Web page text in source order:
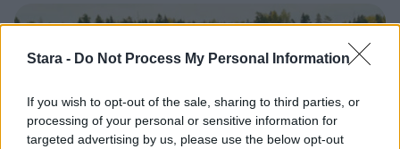
Stara - Do Not Process My Personal Information
If you wish to opt-out of the sale, sharing to third parties, or
processing of your personal or sensitive information for
targeted advertising by us, please use the below opt-out
2